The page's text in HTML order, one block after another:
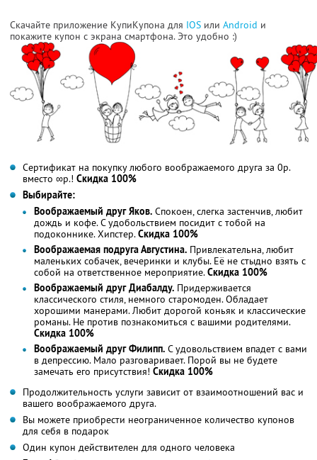
Скачайте приложение КупиКупона для IOS или Android и
покажите купон с экрана смартфона. Это удобно :)
Сертификат на покупку любого воображаемого друга за 0р.
вместо ∞р.! Скидка 100%
Выбирайте:
Воображаемый друг Яков. Спокоен, слегка застенчив, любит
дождь и кофе. С удобольствием посидит с тобой на
подоконнике. Хипстер.Скидка 100%
Воображаемая подруга Августина. Привлекательна, любит
маленьких собачек, вечеринки и клубы. Её не стыдно взять с
собой на ответственное мероприятие.Скидка 100%
Воображаемый друг Диабалду. Придерживается
классического стиля, немного старомоден. Обладает
хорошими манерами. Любит дорогой коньяк и классические
романы. Не против познакомиться с вашими родителями.
Скидка 100%
Воображаемый друг Филипп. С удовольствием впадет с вами
в депрессию. Мало разговаривает. Порой вы не будете
замечать его присутствия! Скидка 100%
Продолжительность услуги зависит от взаимоотношений вас и
вашего воображаемого друга.
Вы можете приобрести неограниченное количество купонов
для себя в подарок
Один купон действителен для одного человека